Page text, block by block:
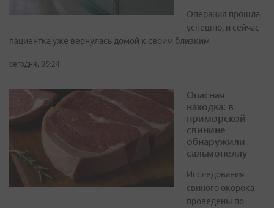
Операция прошла
успешно, и сейчас
пациентка уже вернулась домой к своим близким
сегодня, 05:24
Опасная
находка: в
приморской
свинине
обнаружили
сальмонеллу
Исследования
свиного окорока
проведены по